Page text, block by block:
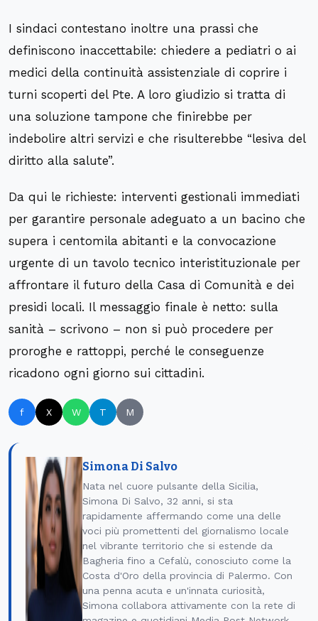
I sindaci contestano inoltre una prassi che
definiscono inaccettabile: chiedere a pediatri o ai
medici della continuità assistenziale di coprire i
turni scoperti del Pte. A loro giudizio si tratta di
una soluzione tampone che finirebbe per
indebolire altri servizi e che risulterebbe “lesiva del
diritto alla salute”.
Da qui le richieste: interventi gestionali immediati
per garantire personale adeguato a un bacino che
supera i centomila abitanti e la convocazione
urgente di un tavolo tecnico interistituzionale per
affrontare il futuro della Casa di Comunità e dei
presidi locali. Il messaggio finale è netto: sulla
sanità – scrivono – non si può procedere per
proroghe e rattoppi, perché le conseguenze
ricadono ogni giorno sui cittadini.
f X W T M
Simona Di Salvo
Nata nel cuore pulsante della Sicilia,
Simona Di Salvo, 32 anni, si sta
rapidamente affermando come una delle
voci più promettenti del giornalismo locale
nel vibrante territorio che si estende da
Bagheria fino a Cefalù, conosciuto come la
Costa d'Oro della provincia di Palermo. Con
una penna acuta e un'innata curiosità,
Simona collabora attivamente con la rete di